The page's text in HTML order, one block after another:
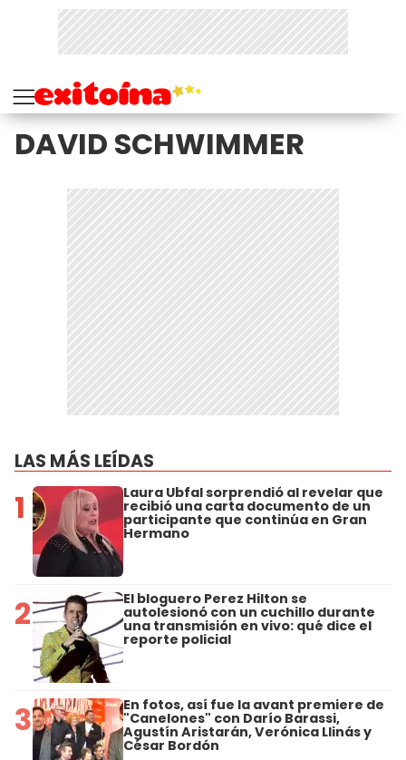
DAVID SCHWIMMER
LAS MÁS LEÍDAS
1 Laura Ubfal sorprendió al revelar que
recibió una carta documento de un
participante que continúa en Gran
Hermano
2 El bloguero Perez Hilton se
autolesionó con un cuchillo durante
una transmisión en vivo: qué dice el
reporte policial
3 En fotos, así fue la avant premiere de
"Canelones" con Darío Barassi,
Agustín Aristarán, Verónica Llinás y
César Bordón